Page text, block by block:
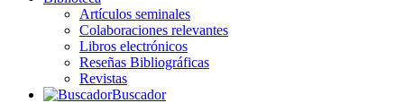
Artículos seminales
Colaboraciones relevantes
Libros electrónicos
Reseñas Bibliográficas
Revistas
Buscador